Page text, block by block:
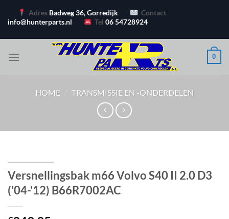
naar
Adres Badweg 36, Gorredijk
Contact
info@hunterparts.nl
Tel06 54728924
0
HOME / TRANSMISSIE EN -ONDERDELEN
Versnellingsbak m66 Volvo S40 II 2.0 D3
(’04-’12) B66R7002AC